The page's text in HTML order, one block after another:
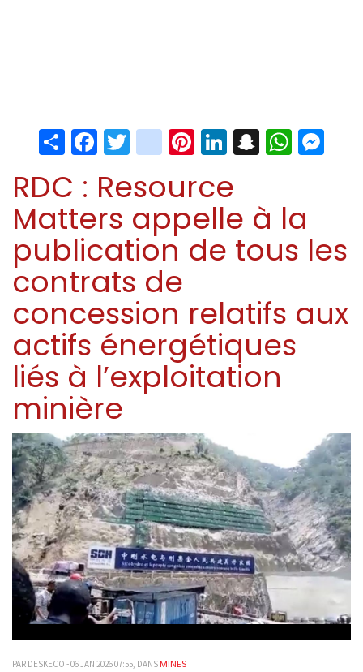
ShareFacebook
Twitter
instagram
Pinterest
LinkedIn
Snapchat
RDC : Resource
Matters appelle à la
publication de tous les
contrats de
concession relatifs aux
actifs énergétiques
liés à l’exploitation
minière
PAR DESKECO - 06 JAN 2026 07:55, DANS MINES